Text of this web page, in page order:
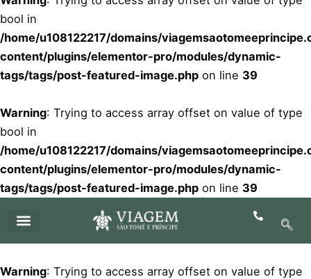
bool in
/home/u108122217/domains/
content/plugins/elementor-pro/modules/dynamic-
tags/tags/post-featured-image.php on line 39
Warning: Trying to access array offset on value of type
bool in
/home/u108122217/domains/
content/plugins/elementor-pro/modules/dynamic-
tags/tags/post-featured-image.php on line 39
Warning: Trying to access array offset on value of type